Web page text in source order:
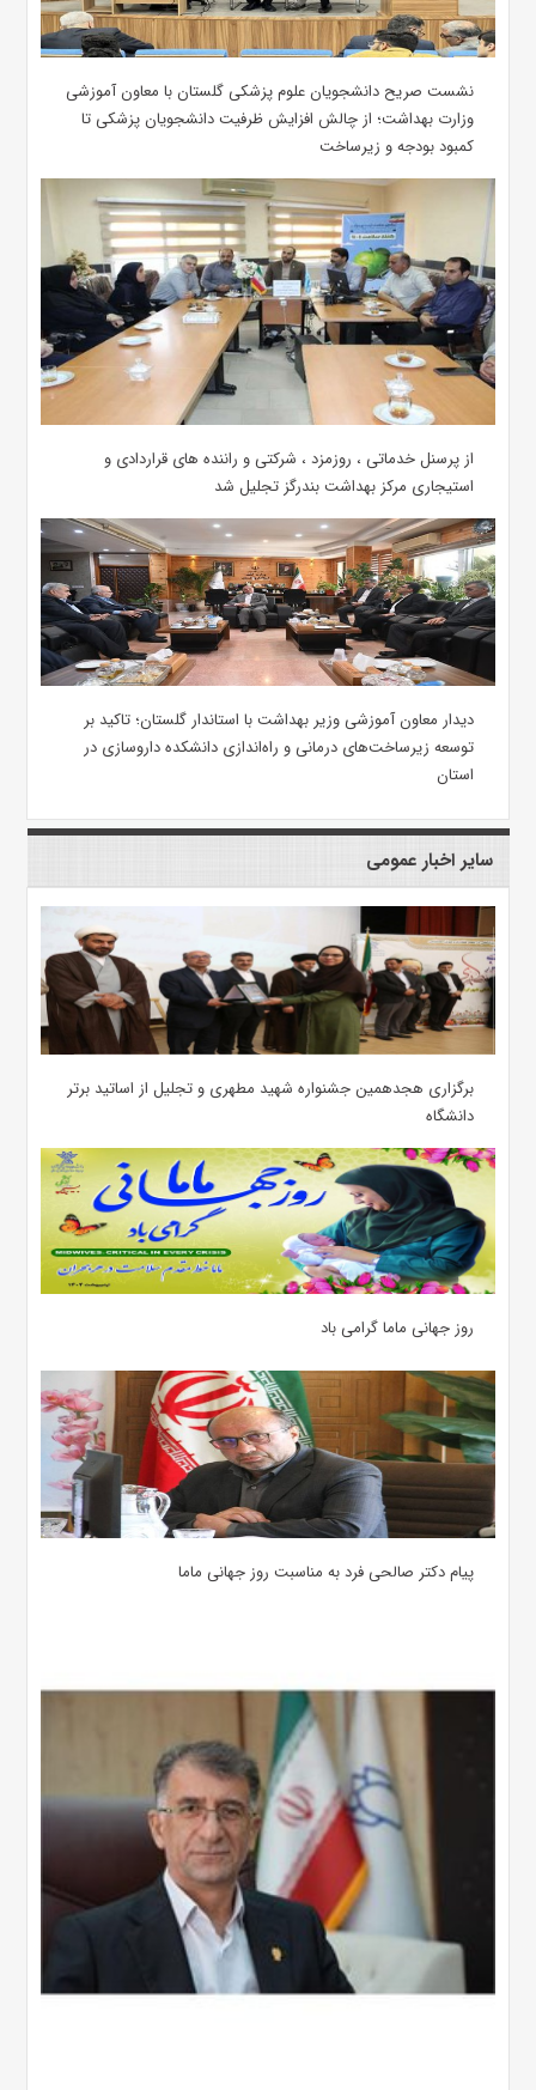
نشست صریح دانشجویان علوم پزشکی گلستان با معاون آموزشی
وزارت بهداشت؛ از چالش افزایش ظرفیت دانشجویان ‌پزشکی تا
کمبود بودجه و زیرساخت
از پرسنل خدماتی ، روزمزد ، شرکتی و راننده های قراردادی و
استیجاری مرکز بهداشت بندرگز تجلیل شد
دیدار معاون آموزشی وزیر بهداشت با استاندار گلستان؛ تاکید بر
توسعه زیرساخت‌های درمانی و راه‌اندازی دانشکده داروسازی در
استان
سایر اخبار عمومی
برگزاری هجدهمین جشنواره شهید مطهری و تجلیل از اساتید برتر
دانشگاه
روز جهانی ماما گرامی باد
پیام دکتر صالحی فرد به مناسبت روز جهانی ماما